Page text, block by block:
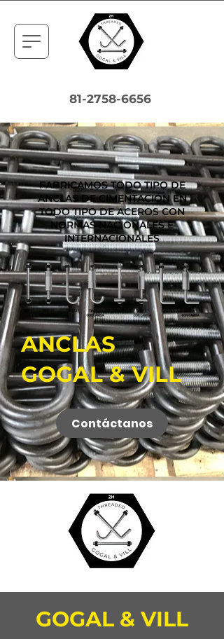
81-2758-6656
FABRICAMOS TODO TIPO DE
ANCLAS DE CIMENTACIÓN EN
TODO TIPO DE ACEROS CON
NORMAS NACIONALES E
INTERNACIONALES
ANCLAS
GOGAL & VILL
Contáctanos
GOGAL & VILL